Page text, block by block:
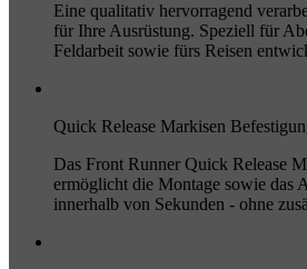
Eine qualitativ hervorragend
für Ihre Ausrüstung. Speziell für
Feldarbeit sowie fürs Reisen
Quick Release Markisen
Das Front Runner Quick Release
ermöglicht die Montage sowie das
innerhalb von Sekunden - ohne